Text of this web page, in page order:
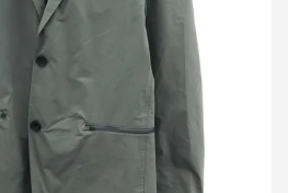
プ 1011-02300/1022-01940
詳しく見る